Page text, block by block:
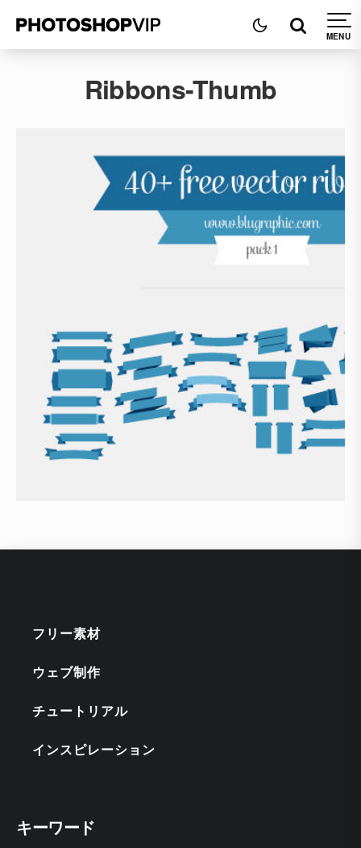
Ribbons-Thumb
フリー素材
ウェブ制作
チュートリアル
インスピレーション
キーワード